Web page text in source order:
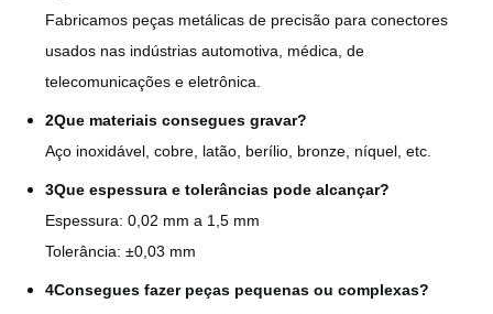
Fabricamos peças metálicas de precisão para conectores
usados nas indústrias automotiva, médica, de
telecomunicações e eletrônica.
2Que materiais consegues gravar?
Aço inoxidável, cobre, latão, berílio, bronze, níquel, etc.
3Que espessura e tolerâncias pode alcançar?
Espessura: 0,02 mm a 1,5 mm
Tolerância: ±0,03 mm
4Consegues fazer peças pequenas ou complexas?